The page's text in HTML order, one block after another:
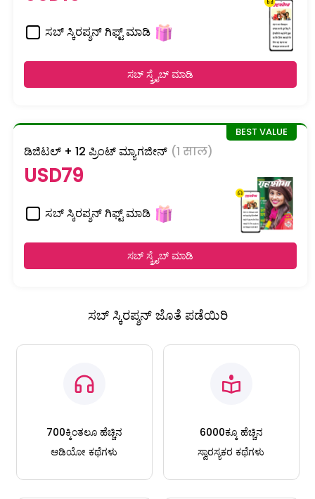
ಸಬ್ ಸ್ಕಿರಪ್ಶನ್ ಗಿಫ್ಟ್ ಮಾಡಿ
ಸಬ್ ಸ್ಕ್ರೈಬ್ ಮಾಡಿ
ಡಿಜಿಟಲ್ + 12 ಪ್ರಿಂಟ್ ಮ್ಯಾಗಜೀನ್ (1 साल)
USD79
ಸಬ್ ಸ್ಕಿರಪ್ಶನ್ ಗಿಫ್ಟ್ ಮಾಡಿ
ಸಬ್ ಸ್ಕ್ರೈಬ್ ಮಾಡಿ
ಸಬ್ ಸ್ಕಿರಪ್ಶನ್ ಜೊತೆ ಪಡೆಯಿರಿ
700ಕ್ಕಿಂತಲೂ ಹೆಚ್ಚಿನ
ಆಡಿಯೋ ಕಥೆಗಳು
6000ಕ್ಕೂ ಹೆಚ್ಚಿನ
ಸ್ವಾರಸ್ಯಕರ ಕಥೆಗಳು